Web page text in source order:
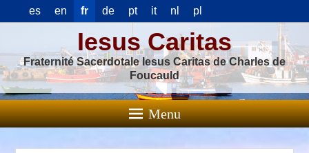
es en fr de pt it nl pl
Iesus Caritas
Fraternité Sacerdotale Iesus Caritas de Charles de
Foucauld
Menu